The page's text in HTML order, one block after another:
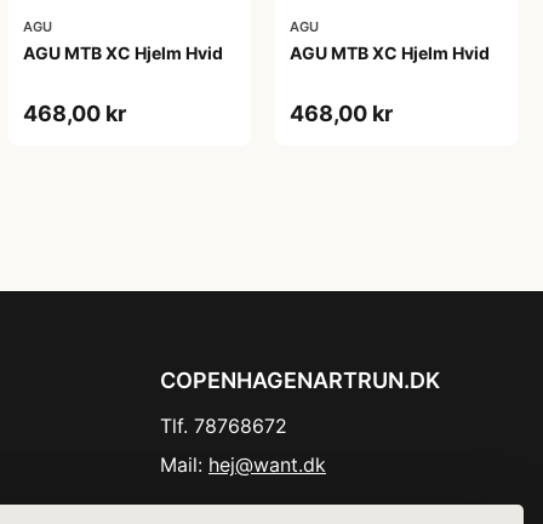
AGU
AGU MTB XC Hjelm Hvid
468,00 kr
AGU
AGU MTB XC Hjelm Hvid
468,00 kr
COPENHAGENARTRUN.DK
Tlf. 78768672
Mail: hej@want.dk